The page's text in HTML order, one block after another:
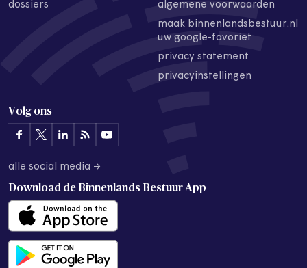
dossiers
algemene voorwaarden
maak binnenlandsbestuur.nl
uw google-favoriet
privacy statement
privacyinstellingen
Volg ons
alle social media →
Download de Binnenlands Bestuur App